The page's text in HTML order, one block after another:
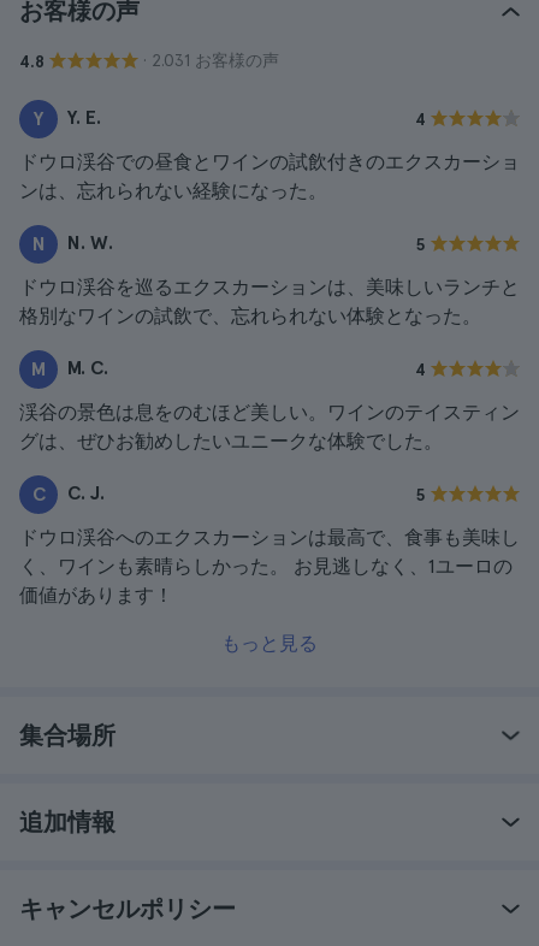
お客様の声
4.8 · 2.031 お客様の声
Y Y. E. 4
ドウロ渓谷での昼食とワインの試飲付きのエクスカーショ
ンは、忘れられない経験になった。
N N. W. 5
ドウロ渓谷を巡るエクスカーションは、美味しいランチと
格別なワインの試飲で、忘れられない体験となった。
M M. C. 4
渓谷の景色は息をのむほど美しい。ワインのテイスティン
グは、ぜひお勧めしたいユニークな体験でした。
C C. J. 5
ドウロ渓谷へのエクスカーションは最高で、食事も美味し
く、ワインも素晴らしかった。 お見逃しなく、1ユーロの
価値があります！
もっと見る
集合場所
追加情報
キャンセルポリシー